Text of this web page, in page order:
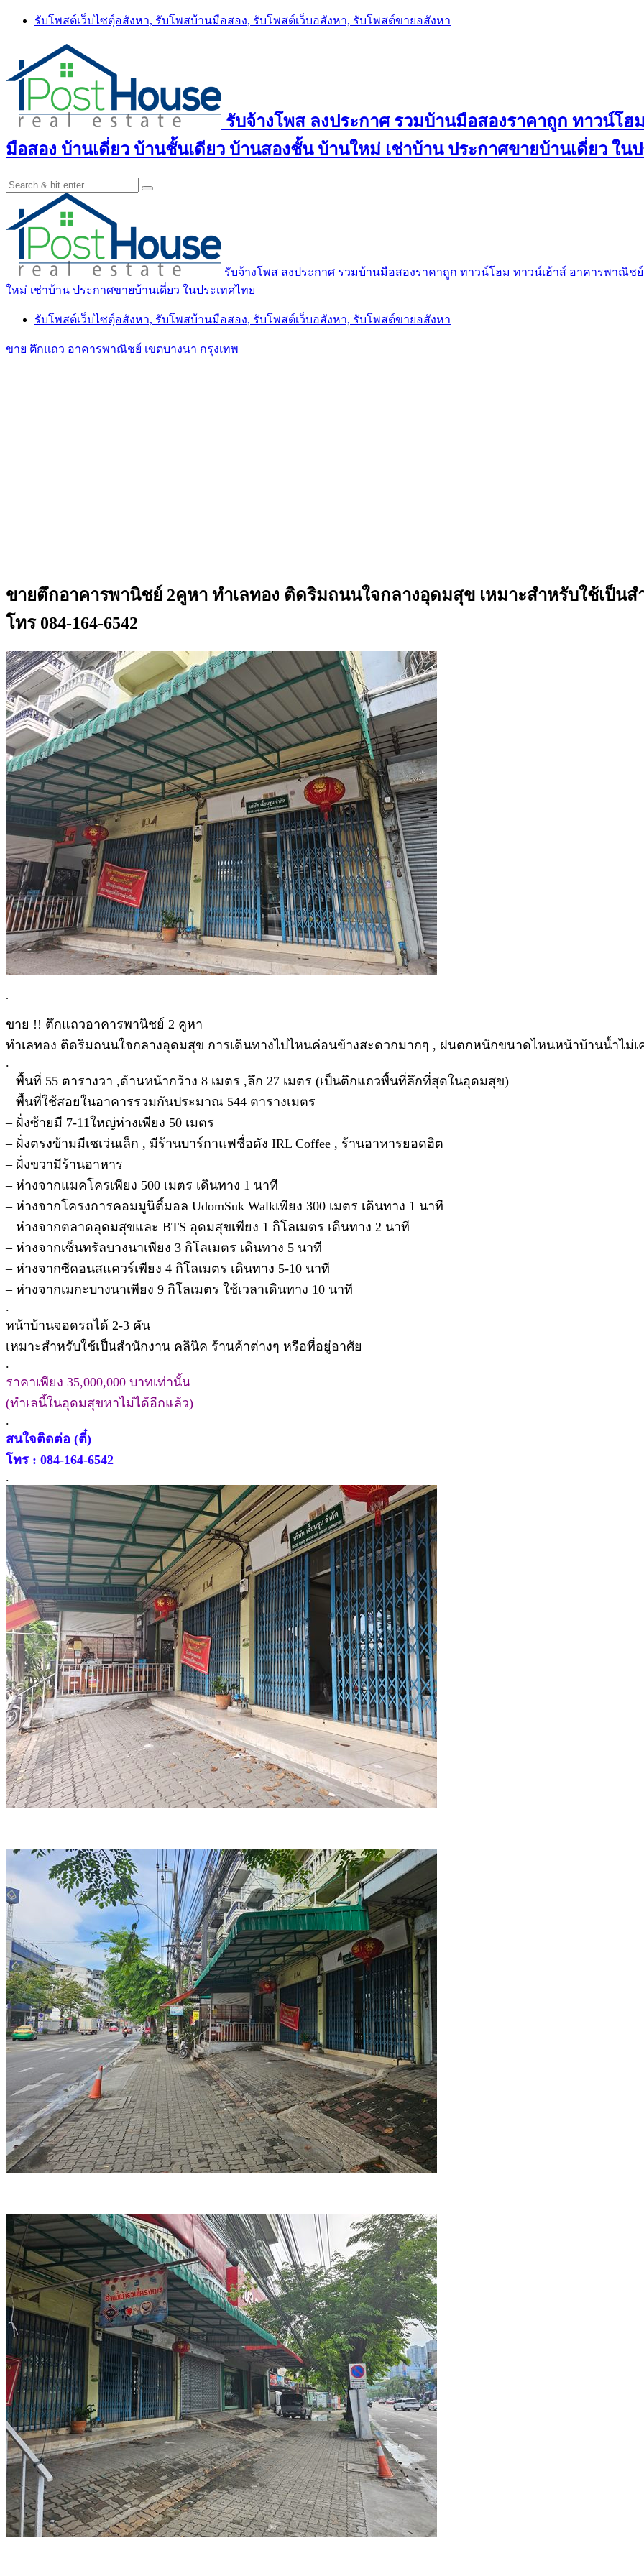
Skip
รับโพสต์เว็บไซตฺ์อสังหา, รับโพสบ้านมือสอง, รับโพสต์เว็บอสังหา, รับโพสต์ขายอสังหา
รับจ้างโพส ลงประกาศ รวมบ้านมือสองราคาถูก ทาวน์โ
มือสอง บ้านเดี่ยว บ้านชั้นเดียว บ้านสองชั้น บ้านใหม่ เช่าบ้าน ประกาศขายบ้านเดี่ยว ใน
รับจ้างโพส ลงประกาศ รวมบ้านมือสองราคาถูก ทาวน์โฮม ทาวน์เฮ้าส์ อาคารพาณิ
ใหม่ เช่าบ้าน ประกาศขายบ้านเดี่ยว ในประเทศไทย
รับโพสต์เว็บไซตฺ์อสังหา, รับโพสบ้านมือสอง, รับโพสต์เว็บอสังหา, รับโพสต์ขายอสังหา
ขาย ตึกแถว อาคารพาณิชย์ เขตบางนา กรุงเทพ
ขายตึกอาคารพานิชย์ 2คูหา ทำเลทอง ติดริมถนนใจกลางอุดมสุข เหมาะสำหรับใช้เป็น
โทร 084-164-6542
.
ขาย !! ตึกแถวอาคารพานิชย์ 2 คูหา
ทำเลทอง ติดริมถนนใจกลางอุดมสุข การเดินทางไปไหนค่อนข้างสะดวกมากๆ , ฝนตกหนักขนาดไหนหน้าบ้านน้ำไม่
.
– พื้นที่ 55 ตารางวา ,ด้านหน้ากว้าง 8 เมตร ,ลึก 27 เมตร (เป็นตึกแถวพื้นที่ลึกที่สุดในอุดมสุข)
– พื้นที่ใช้สอยในอาคารรวมกันประมาณ 544 ตารางเมตร
– ฝั่งซ้ายมี 7-11ใหญ่ห่างเพียง 50 เมตร
– ฝั่งตรงข้ามมีเซเว่นเล็ก , มีร้านบาร์กาแฟชื่อดัง IRL Coffee , ร้านอาหารยอดฮิต
– ฝั่งขวามีร้านอาหาร
– ห่างจากแมคโครเพียง 500 เมตร เดินทาง 1 นาที
– ห่างจากโครงการคอมมูนิตี้มอล UdomSuk Walkเพียง 300 เมตร เดินทาง 1 นาที
– ห่างจากตลาดอุดมสุขและ BTS อุดมสุขเพียง 1 กิโลเมตร เดินทาง 2 นาที
– ห่างจากเซ็นทรัลบางนาเพียง 3 กิโลเมตร เดินทาง 5 นาที
– ห่างจากซีคอนสแควร์เพียง 4 กิโลเมตร เดินทาง 5-10 นาที
– ห่างจากเมกะบางนาเพียง 9 กิโลเมตร ใช้เวลาเดินทาง 10 นาที
.
หน้าบ้านจอดรถได้ 2-3 คัน
เหมาะสำหรับใช้เป็นสำนักงาน คลินิค ร้านค้าต่างๆ หรือที่อยู่อาศัย
.
ราคาเพียง 35,000,000 บาทเท่านั้น
(ทำเลนี้ในอุดมสุขหาไม่ได้อีกแล้ว)
.
สนใจติดต่อ (ตี๋)
โทร : 084-164-6542
.